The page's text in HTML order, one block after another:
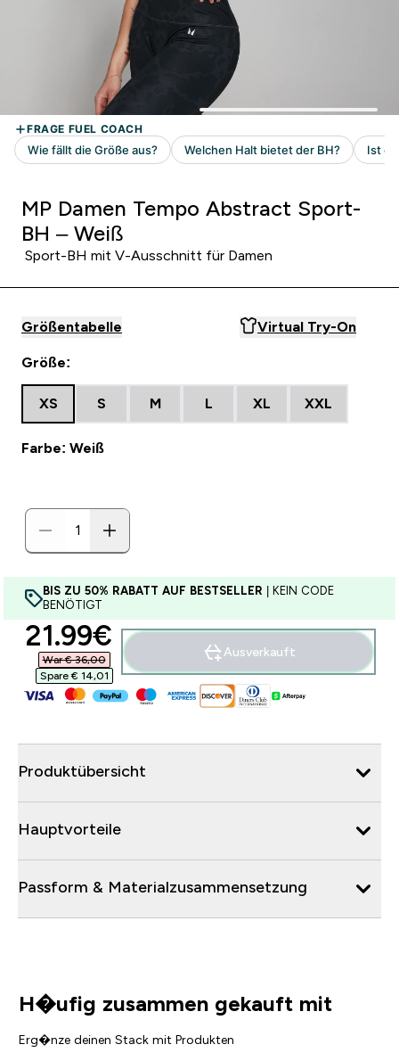
MP Damen Tempo Abstract Sport-
BH – Weiß
Sport-BH mit V-Ausschnitt für Damen
Größentabelle Virtual Try-On
Größe:
XS S M L XL XXL
Farbe: Weiß
BIS ZU 50% RABATT AUF BESTSELLER | KEIN CODE
BENÖTIGT
discounted price
21.99€‎
War € 36,00‎
Spare € 14,01‎
Ausverkauft
Produktübersicht
Hauptvorteile
Passform & Materialzusammensetzung
H�ufig zusammen gekauft mit
Erg�nze deinen Stack mit Produkten